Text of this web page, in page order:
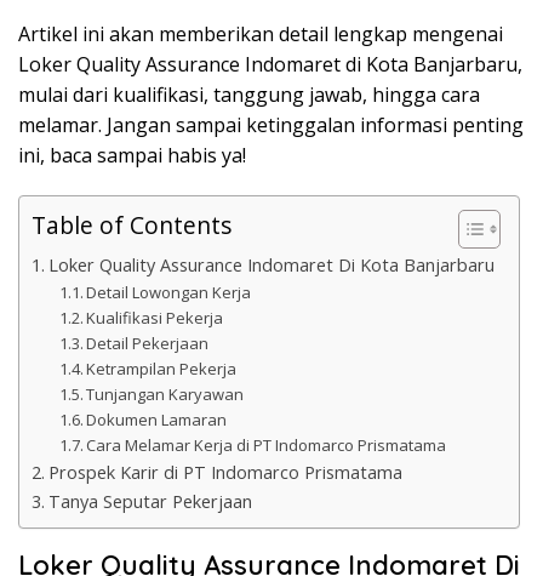
Artikel ini akan memberikan detail lengkap mengenai
Loker Quality Assurance Indomaret di Kota Banjarbaru,
mulai dari kualifikasi, tanggung jawab, hingga cara
melamar. Jangan sampai ketinggalan informasi penting
ini, baca sampai habis ya!
Table of Contents
Loker Quality Assurance Indomaret Di Kota Banjarbaru
Detail Lowongan Kerja
Kualifikasi Pekerja
Detail Pekerjaan
Ketrampilan Pekerja
Tunjangan Karyawan
Dokumen Lamaran
Cara Melamar Kerja di PT Indomarco Prismatama
Prospek Karir di PT Indomarco Prismatama
Tanya Seputar Pekerjaan
Loker Quality Assurance Indomaret Di